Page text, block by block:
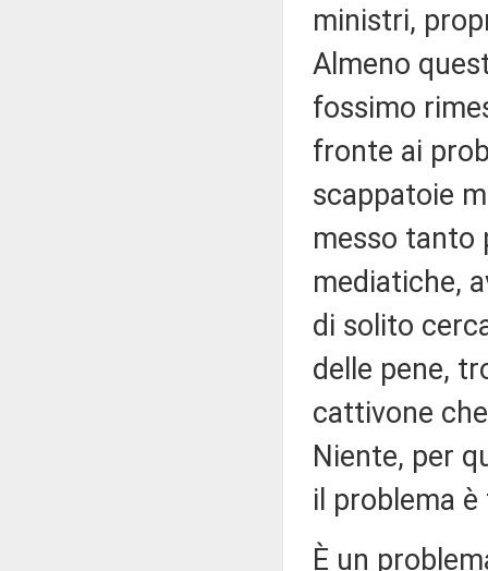
ministri,
Almeno
fossimo
fronte ai
scappatoie
messo tanto
mediatiche,
di solito
delle pene,
cattivone
Niente, per
il problema
È un